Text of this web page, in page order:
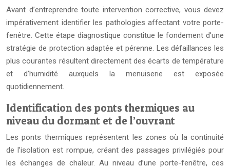
Avant d’entreprendre toute intervention corrective, vous devez
impérativement identifier les pathologies affectant votre porte-
fenêtre. Cette étape diagnostique constitue le fondement d’une
stratégie de protection adaptée et pérenne. Les défaillances les
plus courantes résultent directement des écarts de température
et d’humidité auxquels la menuiserie est exposée
quotidiennement.
Identification des ponts thermiques au
niveau du dormant et de l’ouvrant
Les ponts thermiques représentent les zones où la continuité
de l’isolation est rompue, créant des passages privilégiés pour
les échanges de chaleur. Au niveau d’une porte-fenêtre, ces